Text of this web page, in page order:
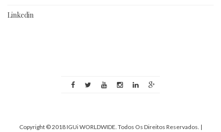
Linkedin
Copyright © 2018 IGUi WORLDWIDE. Todos Os Direitos Reservados. |